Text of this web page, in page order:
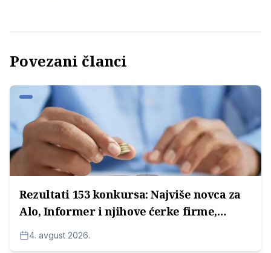
Povezani članci
Rezultati 153 konkursa: Najviše novca za
Alo, Informer i njihove ćerke firme,
potom za medijske kuće Radoice
Milosavljevića
4. avgust 2026.